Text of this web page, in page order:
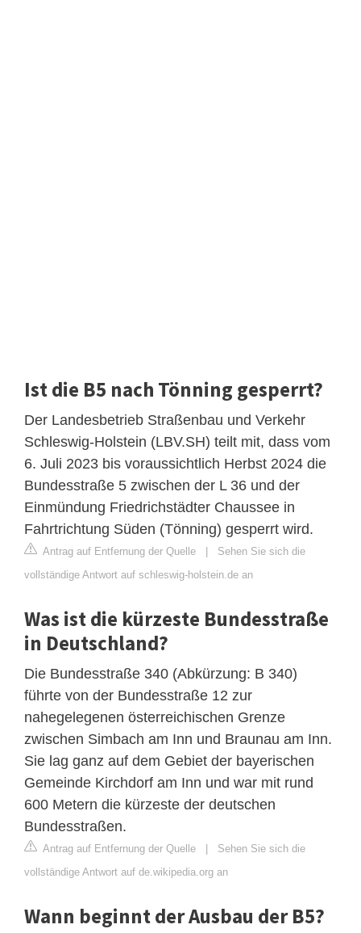
Ist die B5 nach Tönning gesperrt?
Der Landesbetrieb Straßenbau und Verkehr
Schleswig-Holstein (LBV.SH) teilt mit, dass vom
6. Juli 2023 bis voraussichtlich Herbst 2024 die
Bundesstraße 5 zwischen der L 36 und der
Einmündung Friedrichstädter Chaussee in
Fahrtrichtung Süden (Tönning) gesperrt wird.
Antrag auf Entfernung der Quelle | Sehen Sie sich die
vollständige Antwort auf schleswig-holstein.de an
Was ist die kürzeste Bundesstraße
in Deutschland?
Die Bundesstraße 340 (Abkürzung: B 340)
führte von der Bundesstraße 12 zur
nahegelegenen österreichischen Grenze
zwischen Simbach am Inn und Braunau am Inn.
Sie lag ganz auf dem Gebiet der bayerischen
Gemeinde Kirchdorf am Inn und war mit rund
600 Metern die kürzeste der deutschen
Bundesstraßen.
Antrag auf Entfernung der Quelle | Sehen Sie sich die
vollständige Antwort auf de.wikipedia.org an
Wann beginnt der Ausbau der B5?